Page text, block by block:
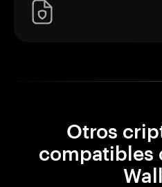
Otros
compatibles